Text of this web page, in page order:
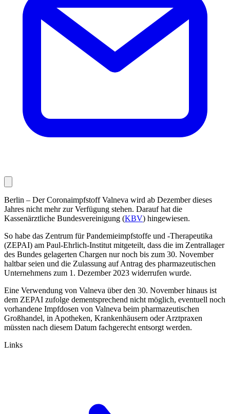
Berlin – Der Coronaimpfstoff Valneva wird ab Dezember dieses
Jahres nicht mehr zur Verfügung stehen. Darauf hat die
Kassenärztliche Bundesvereinigung (KBV) hingewiesen.
So habe das Zentrum für Pandemieimpfstoffe und -Therapeutika
(ZEPAI) am Paul-Ehrlich-Institut mitgeteilt, dass die im Zentrallager
des Bundes gelagerten Chargen nur noch bis zum 30. November
haltbar seien und die Zu­lassung auf Antrag des pharmazeutischen
Unternehmens zum 1. Dezember 2023 widerrufen wurde.
Eine Verwendung von Valneva über den 30. November hinaus ist
dem ZEPAI zufolge dementsprechend nicht möglich, eventuell noch
vorhandene Impfdosen von Valneva beim pharmazeutischen
Großhandel, in Apotheken, Krankenhäusern oder Arztpraxen
müssten nach diesem Datum fachgerecht entsorgt werden.
Links